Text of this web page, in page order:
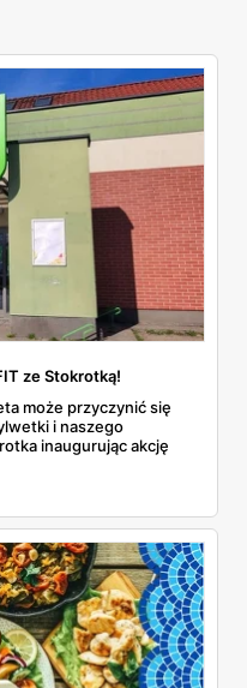
ze Stokrotką!
może przyczynić się
i naszego
inaugurując akcję